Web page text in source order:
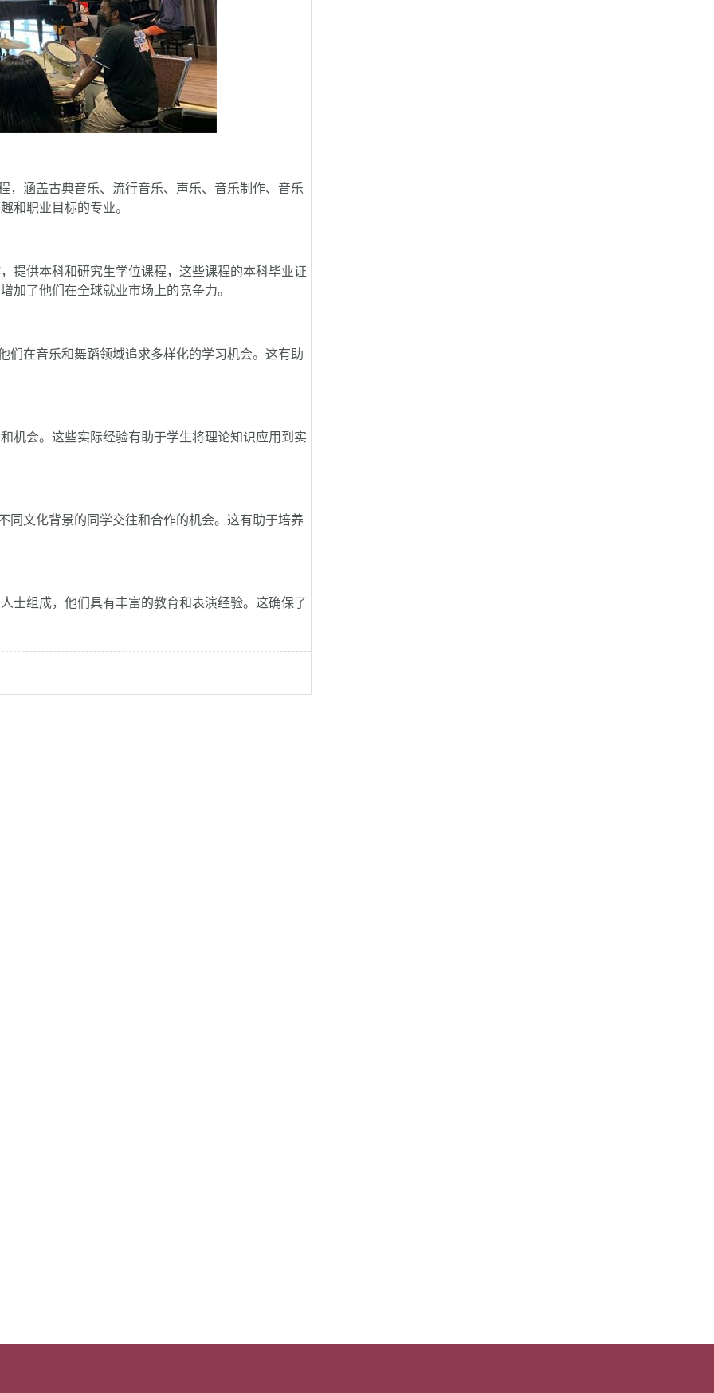
涵盖古典音乐、流行音乐、声乐、音乐制作、音乐
和职业目标的专业。
供本科和研究生学位课程，这些课程的本科毕业证
加了他们在全球就业市场上的竞争力。
在音乐和舞蹈领域追求多样化的学习机会。这有助
会。这些实际经验有助于学生将理论知识应用到实
文化背景的同学交往和合作的机会。这有助于培养
组成，他们具有丰富的教育和表演经验。这确保了